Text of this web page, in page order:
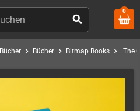
search
0
chevron_right Bücher chevron_right Bitmap Books chevron_right The